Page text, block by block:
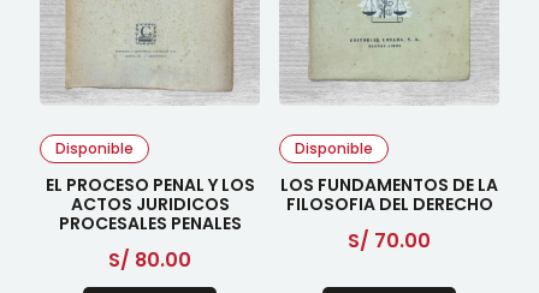
Disponible
EL PROCESO PENAL Y LOS
ACTOS JURIDICOS
PROCESALES PENALES
S/ 80.00
Disponible
LOS FUNDAMENTOS DE LA
FILOSOFIA DEL DERECHO
S/ 70.00